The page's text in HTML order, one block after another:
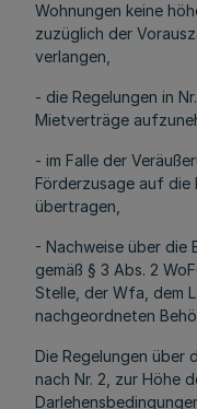
Wohnungen keine
zuzüglich der
verlangen,
- die Regelungen in
Mietverträge
- im Falle der
Förderzusage auf die
übertragen,
- Nachweise über die
gemäß § 3 Abs. 2
Stelle, der Wfa, dem
nachgeordneten
Die Regelungen über
nach Nr. 2, zur Höhe